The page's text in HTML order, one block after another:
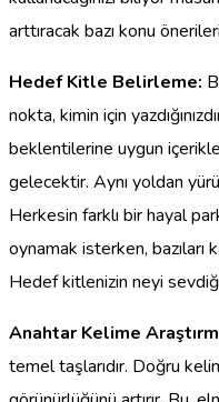
arttıracak bazı konu
Hedef Kitle Belirleme:
nokta, kimin için
beklentilerine uygun
gelecektir. Aynı yoldan
Herkesin farklı bir hayal
oynamak isterken, bazıları
Hedef kitlenizin neyi
Anahtar Kelime
temel taşlarıdır. Doğru